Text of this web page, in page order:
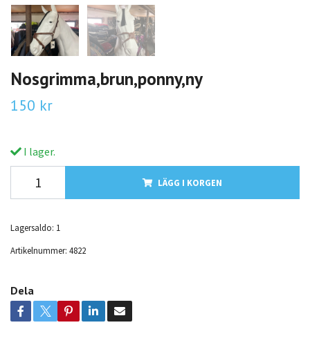
Nosgrimma,brun,ponny,ny
150 kr
I lager.
LÄGG I KORGEN
Lagersaldo: 1
Artikelnummer: 4822
Dela